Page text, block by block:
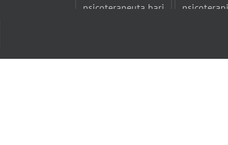
psicoterapeuta bari